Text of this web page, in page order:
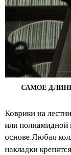
САМОЕ
Коврики на
или полиамидной
основе.Любая
накладки крепятся